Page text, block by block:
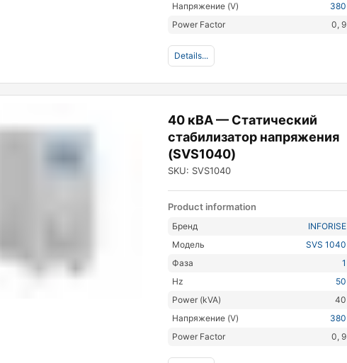
Напряжение (V)
380
Power Factor
0, 9
Details...
40 кВА — Статический
стабилизатор напряжения
(SVS1040)
SKU: SVS1040
Product information
Бренд
INFORISE
Модель
SVS 1040
Фаза
1
Hz
50
Power (kVA)
40
Напряжение (V)
380
Power Factor
0, 9